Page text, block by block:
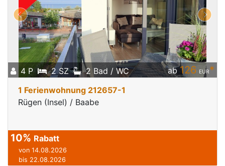
4 P 2 SZ 2 Bad / WC ab 126 EUR*
1 Ferienwohnung 212657-1
Rügen (Insel) / Baabe
10% Rabatt
von 14.08.2026
bis 22.08.2026